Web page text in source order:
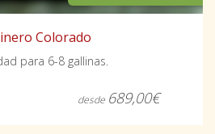
Colorado
para 6-8 gallinas.
desde 689,00€